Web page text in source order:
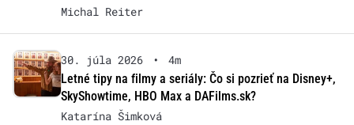
Michal Reiter
30. júla 2026 •
4m
Letné tipy na filmy a seriály: Čo si pozrieť na Disney+,
SkyShowtime, HBO Max a DAFilms.sk?
Katarína Šimková